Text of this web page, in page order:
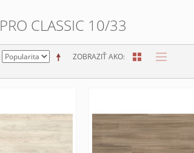
CLASSIC 10/33
ZOBRAZIŤ AKO